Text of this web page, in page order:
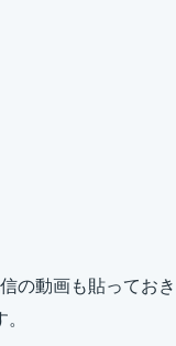
の動画も貼っておき